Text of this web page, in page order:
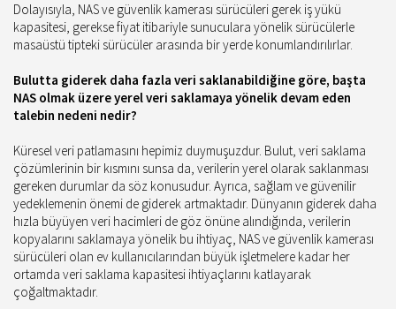
Dolayısıyla, NAS ve güvenlik kamerası sürücüleri gerek iş yükü
kapasitesi, gerekse fiyat itibariyle sunuculara yönelik sürücülerle
masaüstü tipteki sürücüler arasında bir yerde konumlandırılırlar.
Bulutta giderek daha fazla veri saklanabildiğine göre, başta
NAS olmak üzere yerel veri saklamaya yönelik devam eden
talebin nedeni nedir?
Küresel veri patlamasını hepimiz duymuşuzdur. Bulut, veri saklama
çözümlerinin bir kısmını sunsa da, verilerin yerel olarak saklanması
gereken durumlar da söz konusudur. Ayrıca, sağlam ve güvenilir
yedeklemenin önemi de giderek artmaktadır. Dünyanın giderek daha
hızla büyüyen veri hacimleri de göz önüne alındığında, verilerin
kopyalarını saklamaya yönelik bu ihtiyaç, NAS ve güvenlik kamerası
sürücüleri olan ev kullanıcılarından büyük işletmelere kadar her
ortamda veri saklama kapasitesi ihtiyaçlarını katlayarak
çoğaltmaktadır.